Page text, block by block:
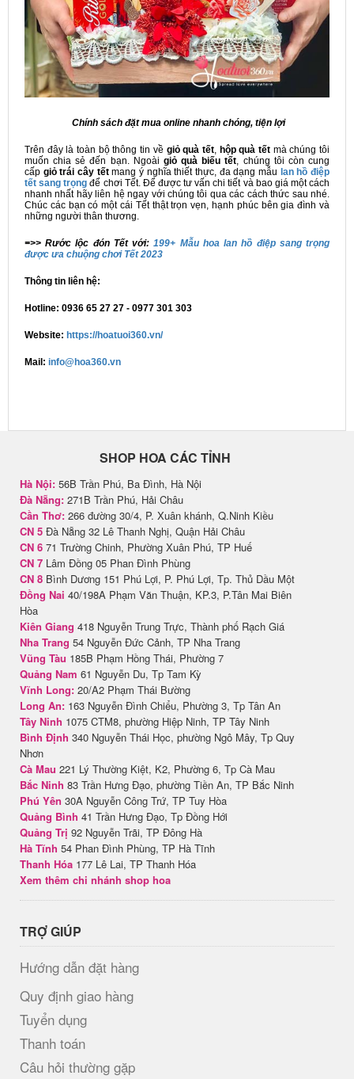
Chính sách đặt mua online nhanh chóng, tiện lợi
Trên đây là toàn bộ thông tin về giỏ quà tết, hộp quà tếtmà chúng tôi
muốn chia sẻ đến bạn. Ngoài giỏ quà biếu tết, chúng tôi còn cung
cấp giỏ trái cây tếtmang ý nghĩa thiết thực, đa dạng mẫu lan hồ điệp
tết sang trọng để chơi Tết. Để được tư vấn chi tiết và bao giá một cách
nhanh nhất hãy liên hệ ngay với chúng tôi qua các cách thức sau nhé.
Chúc các bạn có một cái Tết thật trọn vẹn, hạnh phúc bên gia đình và
những người thân thương.
=>> Rước lộc đón Tết với: 199+ Mẫu hoa lan hồ điệp sang trọng
được ưa chuộng chơi Tết 2023
Thông tin liên hệ:
Hotline: 0936 65 27 27 - 0977 301 303
Website: https://hoatuoi360.vn/
Mail: info@hoa360.vn
SHOP HOA CÁC TỈNH
Hà Nội: 56B Trần Phú, Ba Đình, Hà Nội
Đà Nẵng: 271B Trần Phú, Hải Châu
Cần Thơ: 266 đường 30/4, P. Xuân khánh, Q.Ninh Kiều
CN 5 Đà Nẵng 32 Lê Thanh Nghị, Quận Hải Châu
CN 6 71 Trường Chinh, Phường Xuân Phú, TP Huế
CN 7 Lâm Đồng 05 Phan Đình Phùng
CN 8 Bình Dương 151 Phú Lợi, P. Phú Lợi, Tp. Thủ Dầu Một
Đồng Nai 40/198A Phạm Văn Thuận, KP.3, P.Tân Mai Biên
Hòa
Kiên Giang 418 Nguyễn Trung Trực, Thành phố Rạch Giá
Nha Trang 54 Nguyễn Đức Cảnh, TP Nha Trang
Vũng Tàu 185B Phạm Hồng Thái, Phường 7
Quảng Nam 61 Nguyễn Du, Tp Tam Kỳ
Vĩnh Long: 20/A2 Phạm Thái Bường
Long An: 163 Nguyễn Đình Chiểu, Phường 3, Tp Tân An
Tây Ninh 1075 CTM8, phường Hiệp Ninh, TP Tây Ninh
Bình Định 340 Nguyễn Thái Học, phường Ngô Mây, Tp Quy
Nhơn
Cà Mau 221 Lý Thường Kiệt, K2, Phường 6, Tp Cà Mau
Bắc Ninh 83 Trần Hưng Đạo, phường Tiền An, TP Bắc Ninh
Phú Yên 30A Nguyễn Công Trứ, TP Tuy Hòa
Quảng Bình 41 Trần Hưng Đạo, Tp Đồng Hới
Quảng Trị 92 Nguyễn Trãi, TP Đông Hà
Hà Tĩnh 54 Phan Đình Phùng, TP Hà Tĩnh
Thanh Hóa 177 Lê Lai, TP Thanh Hóa
Xem thêm chi nhánh shop hoa
TRỢ GIÚP
Hướng dẫn đặt hàng
Quy định giao hàng
Tuyển dụng
Thanh toán
Câu hỏi thường gặp